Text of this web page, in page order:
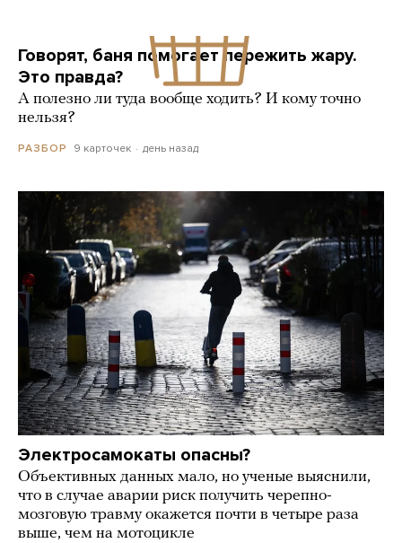
Говорят, баня помогает пережить жару.
Это правда?
А полезно ли туда вообще ходить? И кому точно
нельзя?
РАЗБОР 9 карточек день назад
Электросамокаты опасны?
Объективных данных мало, но ученые выяснили,
что в случае аварии риск получить черепно-
мозговую травму окажется почти в четыре раза
выше, чем на мотоцикле